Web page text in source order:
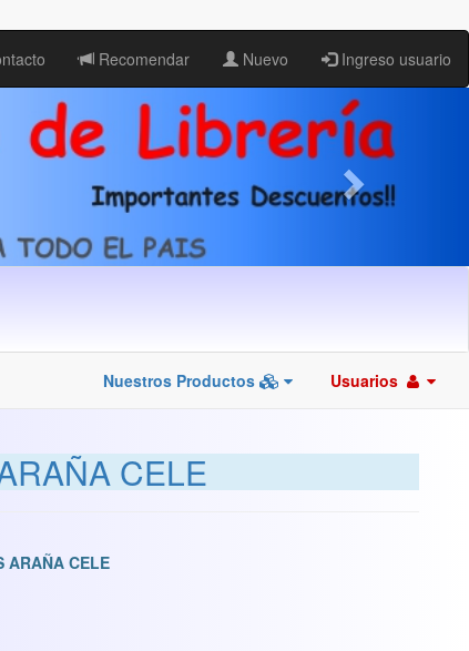
Recomendar Nuevo Ingreso usuario
Nuestros Productos Usuarios
CELE
ARAÑA CELE